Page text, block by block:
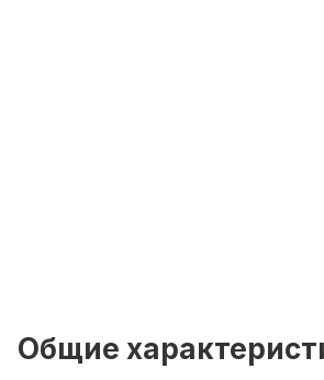
Общие